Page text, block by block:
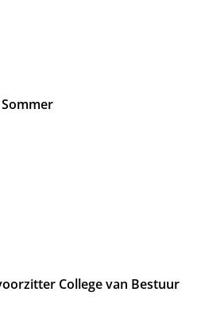
College van Bestuur